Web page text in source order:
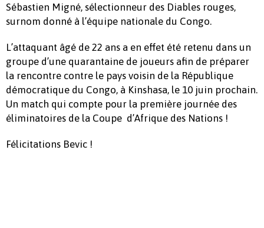
Sébastien Migné, sélectionneur des Diables rouges,
surnom donné à l’équipe nationale du Congo.
L’attaquant âgé de 22 ans a en effet été retenu dans un
groupe d’une quarantaine de joueurs afin de préparer
la rencontre contre le pays voisin de la République
démocratique du Congo, à Kinshasa, le 10 juin prochain.
Un match qui compte pour la première journée des
éliminatoires de la Coupe d’Afrique des Nations !
Félicitations Bevic !